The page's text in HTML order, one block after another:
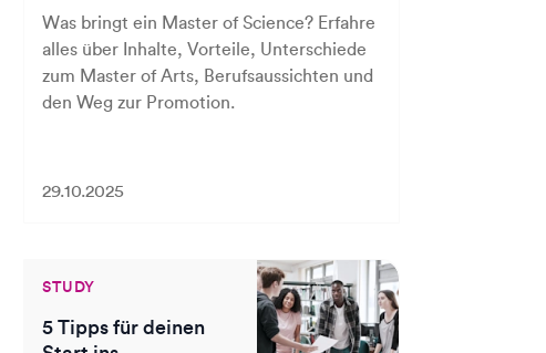
Was bringt ein Master of Science? Erfahre
alles über Inhalte, Vorteile, Unterschiede
zum Master of Arts, Berufsaussichten und
den Weg zur Promotion.
29.10.2025
STUDY
5 Tipps für deinen